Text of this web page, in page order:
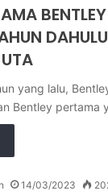
yang lalu,
Bentley pertama
14/03/2023